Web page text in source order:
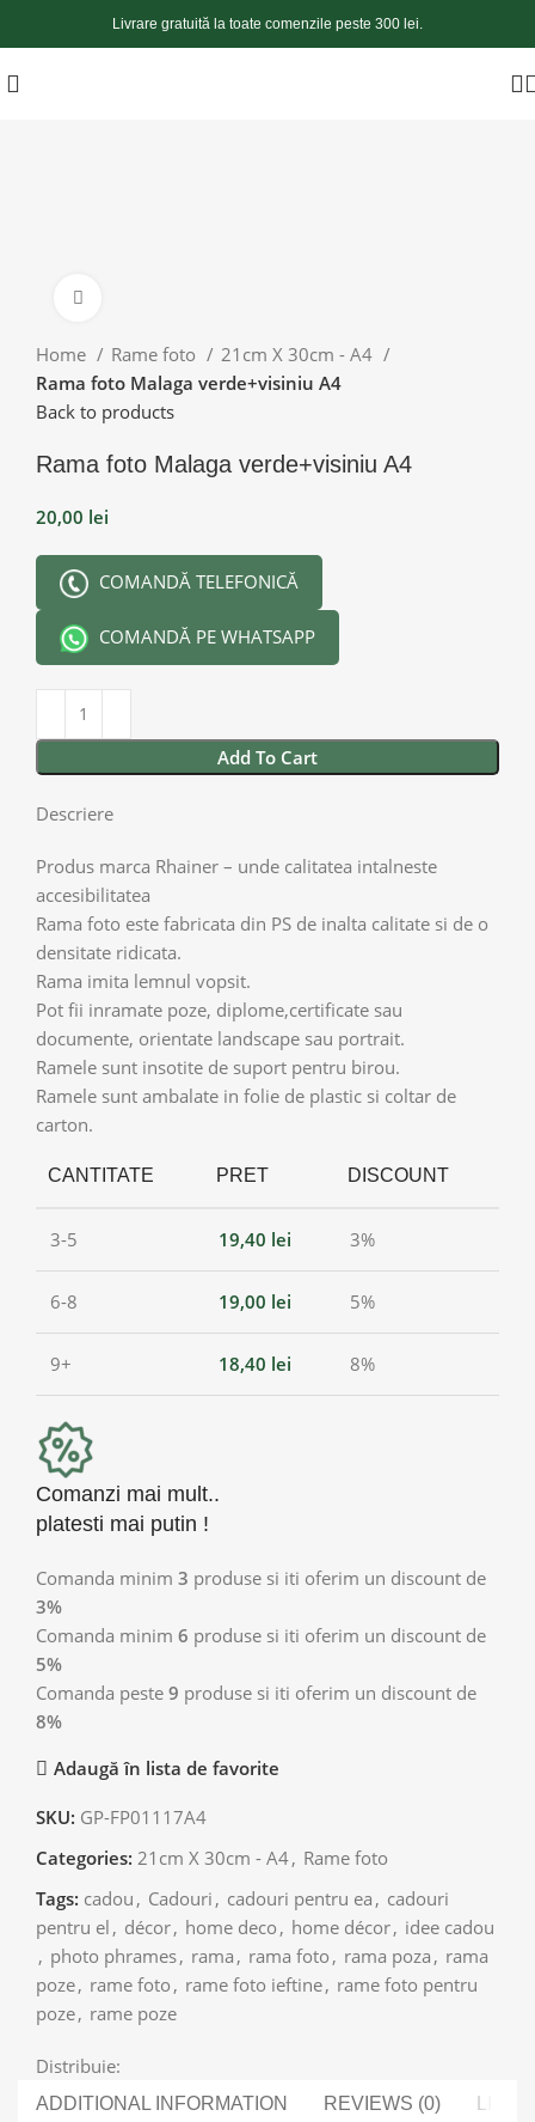
Livrare gratuită la toate comenzile peste 300 lei.
Home Rame foto
21cm X 30cm - A4
Rama foto Malaga verde+visiniu A4
Back to products
Rama foto Malaga verde+visiniu A4
20,00 lei
COMANDĂ TELEFONICĂ
COMANDĂ PE WHATSAPP
Add To Cart
Descriere
Produs marca Rhainer – unde calitatea intalneste
accesibilitatea
Rama foto este fabricata din PS de inalta calitate si de o
densitate ridicata.
Rama imita lemnul vopsit.
Pot fii inramate poze, diplome,certificate sau
documente, orientate landscape sau portrait.
Ramele sunt insotite de suport pentru birou.
Ramele sunt ambalate in folie de plastic si coltar de
carton.
CANTITATE PRET DISCOUNT
3-5 19,40 lei 3%
6-8 19,00 lei 5%
9+ 18,40 lei 8%
Comanzi mai mult..
platesti mai putin !
Comanda minim 3 produse si iti oferim un discount de
3%
Comanda minim 6 produse si iti oferim un discount de
5%
Comanda peste 9 produse si iti oferim un discount de
8%
Adaugă în lista de favorite
SKU: GP-FP01117A4
Categories: 21cm X 30cm - A4, Rame foto
Tags: cadou , Cadouri , cadouri pentru ea , cadouri
pentru el , décor, home deco , home décor, idee cadou
, photo phrames, rama , rama foto , rama poza , rama
poze, rame foto , rame foto ieftine, rame foto pentru
poze, rame poze
Distribuie:
ADDITIONAL INFORMATION REVIEWS (0)